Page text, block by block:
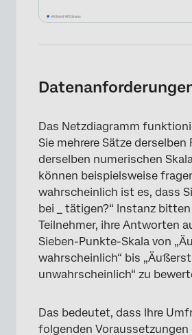
Das Netzdiagramm
Sie mehrere Sätze derselben
derselben numerischen
können beispielsweise
wahrscheinlich ist es, dass
bei _ tätigen?“ Instanz bitten
Teilnehmer, ihre Antworten
Sieben-Punkte-Skala von
wahrscheinlich“ bis „Äußerst
unwahrscheinlich“ zu
Das bedeutet, dass Ihre
folgenden